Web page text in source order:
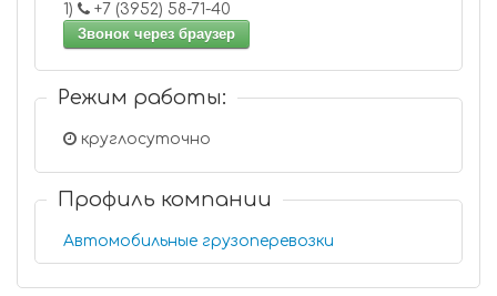
1)
+7 (3952) 58-71-40
Звонок через браузер
Режим работы:
круглосуточно
Профиль компании
Автомобильные грузоперевозки